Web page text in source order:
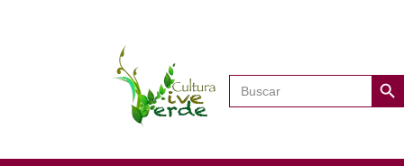
Buscar: Botón